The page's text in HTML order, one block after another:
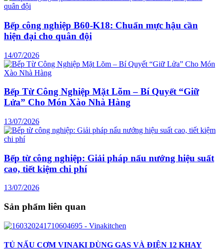
Bếp công nghiệp B60-K18: Chuẩn mực hậu cần
hiện đại cho quân đội
14/07/2026
Bếp Từ Công Nghiệp Mặt Lõm – Bí Quyết “Giữ
Lửa” Cho Món Xào Nhà Hàng
13/07/2026
Bếp từ công nghiệp: Giải pháp nấu nướng hiệu suất
cao, tiết kiệm chi phí
13/07/2026
Sản phẩm liên quan
TỦ NẤU CƠM VINAKI DÙNG GAS VÀ ĐIỆN 12 KHAY